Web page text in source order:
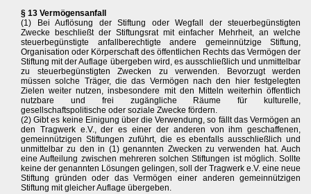
§ 13 Vermögensanfall
(1) Bei Auflösung der Stiftung oder Wegfall der steuerbegünstigten
Zwecke beschließt der Stiftungsrat mit einfacher Mehrheit, an welche
steuerbegünstigte anfallberechtigte andere gemeinnützige Stiftung,
Organisation oder Körperschaft des öffentlichen Rechts das Vermögen der
Stiftung mit der Auflage übergeben wird, es ausschließlich und unmittelbar
zu steuerbegünstigten Zwecken zu verwenden. Bevorzugt werden
müssen solche Träger, die das Vermögen nach den hier festgelegten
Zielen weiter nutzen, insbesondere mit den Mitteln weiterhin öffentlich
nutzbare und frei zugängliche Räume für kulturelle,
gesellschaftspolitische oder soziale Zwecke fördern.
(2) Gibt es keine Einigung über die Verwendung, so fällt das Vermögen an
den Tragwerk e.V., der es einer der anderen von ihm geschaffenen,
gemeinnützigen Stiftungen zuführt, die es ebenfalls ausschließlich und
unmittelbar zu den in (1) genannten Zwecken zu verwenden hat. Auch
eine Aufteilung zwischen mehreren solchen Stiftungen ist möglich. Sollte
keine der genannten Lösungen gelingen, soll der Tragwerk e.V. eine neue
Stiftung gründen oder das Vermögen einer anderen gemeinnützigen
Stiftung mit gleicher Auflage übergeben.